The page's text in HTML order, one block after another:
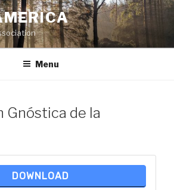
Menu
Gnóstica de la
DOWNLOAD